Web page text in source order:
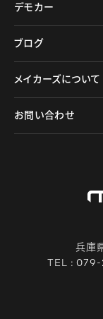
デモカー
ブログ
メイカーズについて
お問い合わせ
兵庫
TEL :079-